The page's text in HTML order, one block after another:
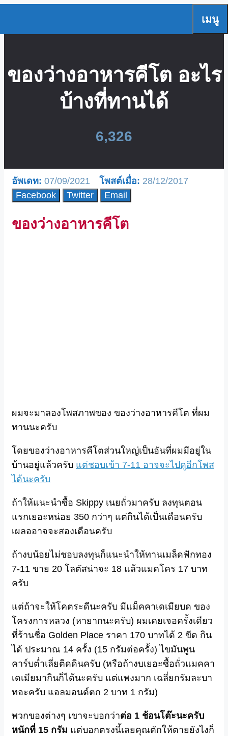
เมนู
ของว่างอาหารคีโต อะไร
บ้างที่ทานได้
6,326
07/09/2021
28/12/2017
Facebook
Twitter Email
ของว่างอาหารคีโต
ผมจะมาลองโพสภาพของ ของว่างอาหารคีโต ที่ผม
ทานนะครับ
โดยของว่างอาหารคีโตส่วนใหญ่เป็นอันที่ผมมีอยู่ใน
บ้านอยู่แล้วครับ แต่ชอบเข้า 7-11 อาจจะไปดูอีกโพส
ได้นะครับ
ถ้าให้แนะนำซื้อ Skippy เนยถั่วมาครับ ลงทุนตอน
แรกเยอะหน่อย 350 กว่าๆ แต่กินได้เป็นเดือนครับ
เผลออาจจะสองเดือนครับ
ถ้างบน้อยไม่ชอบลงทุนก็แนะนำให้ทานเมล็ดฟักทอง
7-11 ขาย 20 โลตัสน่าจะ 18 แล้วแมคโคร 17 บาท
ครับ
แต่ถ้าจะให้โคตระดีนะครับ มีแม็คคาเดเมียบด ของ
โครงการหลวง (หายากนะครับ) ผมเคยเจอครั้งเดียว
ที่ร้านชื่อ Golden Place ราคา 170 บาทได้ 2 ขีด กิน
ได้ ประมาณ 14 ครั้ง (15 กรัมต่อครั้ง) ไขมันพูน
คาร์บต่ำเลี่ยติดดินครับ (หรือถ้างบเยอะซื้อถั่วแมคคา
เดเมียมากินก็ได้นะครับ แต่แพงมาก เฉลี่ยกรัมละบา
ทอะครับ แอลมอนด์ตก 2 บาท 1 กรัม)
พวกของต่างๆ เขาจะบอกว่าต่อ 1 ช้อนโต๊ะนะครับ
หนักที่ 15 กรัม แต่บอกตรงนี้เลยคุณตักให้ตายยังไงก็